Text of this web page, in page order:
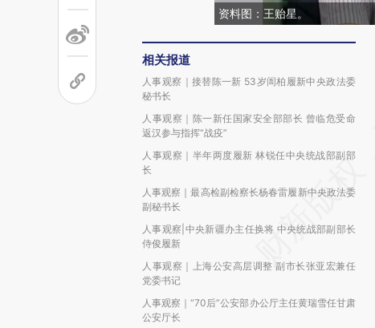
资料图：王贻星。
相关报道
人事观察｜接替陈一新 53岁訚柏履新中央政法委
秘书长
人事观察｜陈一新任国家安全部部长 曾临危受命
返汉参与指挥“战疫”
人事观察｜半年两度履新 林锐任中央统战部副部
长
人事观察｜最高检副检察长杨春雷履新中央政法委
副秘书长
人事观察|中央新疆办主任换将 中央统战部副部长
侍俊履新
人事观察｜上海公安高层调整 副市长张亚宏兼任
党委书记
人事观察｜“70后”公安部办公厅主任黄瑞雪任甘肃
公安厅长